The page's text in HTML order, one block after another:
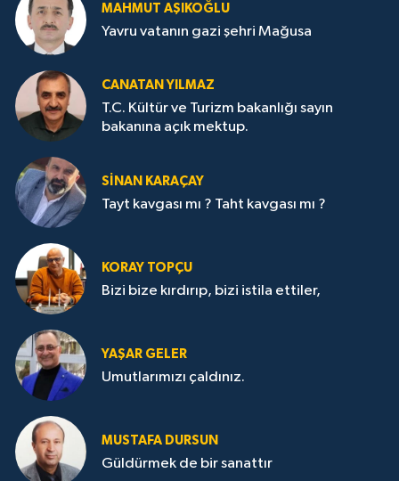
MAHMUT AŞIKOĞLU
Yavru vatanın gazi şehri Mağusa
CANATAN YILMAZ
T.C. Kültür ve Turizm bakanlığı sayın
bakanına açık mektup.
SİNAN KARAÇAY
Tayt kavgası mı ? Taht kavgası mı ?
KORAY TOPÇU
Bizi bize kırdırıp, bizi istila ettiler,
YAŞAR GELER
Umutlarımızı çaldınız.
MUSTAFA DURSUN
Güldürmek de bir sanattır